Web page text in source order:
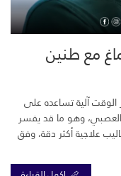
مع طنين
آلية تساعده على
وهو ما قد يفسر
علاجية أكثر دقة، وفق